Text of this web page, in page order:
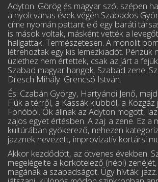
Adyton. Görög és magyar szó, szépen
a nyolcvanas évek végén Sza­bados
címe nyomán pattant elő egy baráti
is mások voltak, másként vették a
hallgattak. Természetesen. A monolit
létrehoztak egy kis lemezkiadót. Pénzük
üzlethez nem értettek, csak az járt a
Szabad magyar hangok. Szabad zene.
Dresch Mihály. Grencsó István.
És: Czabán György, Hartyándi Jenő,
Fiúk a térről, a Kassák klubból, a
Fonóból. Ők állnak az Adyton mögött,
zajos egyet értésben. A zaj: a zene. Ez a
kultúrában gyökerező, nehezen
jazznek nevezett, improvizatív kortársi
Akkor kezdődött, az ötvenes években.
megelégelte a korkötelező (népi)
magának a szabadságot. Úgy hívták: